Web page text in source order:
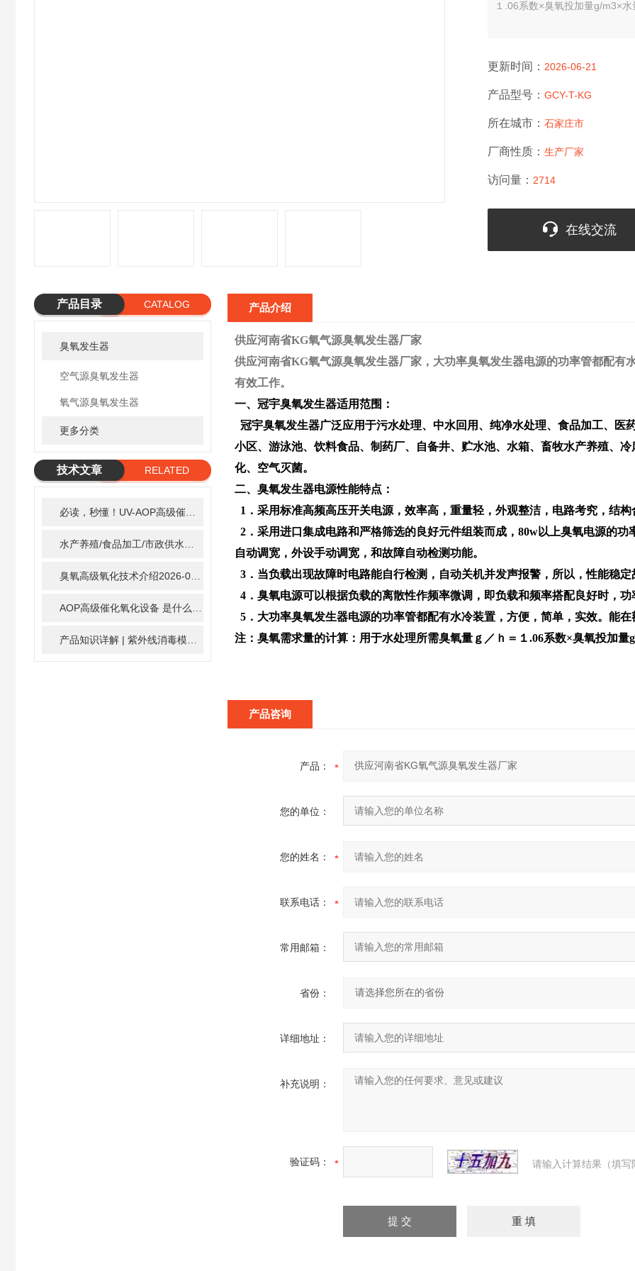
１.06系数×臭氧投加量g/m3×
更新时间： 2026-06-21
产品型号： GCY-T-KG
所在城市： 石家庄市
厂商性质： 生产厂家
访问量： 2714
在线交流
产品目录 CATALOG
臭氧发生器
空气源臭氧发生器
氧气源臭氧发生器
更多分类
技术文章
RELATED
2026-07-03
臭氧高级氧化技术介绍2026-02-27
2025-11-17
2024-01-16
产品介绍
供应河南省KG氧气源臭氧发生器厂家
供应河南省KG氧气源臭氧发生器厂家 ，大功率臭氧发生器电源的功率管都配
有效工作。
一、冠宇臭氧发生器适用范围：
冠宇臭氧发生器广泛应用于污水处理、中水回用、纯净水处理、食品加工、医
小区、游泳池、饮料食品、制药厂、自备井、贮水池、水箱、畜牧水产养殖、
化、空气灭菌。
二、臭氧发生器电源性能特点：
1．采用标准高频高压开关电源，效率高，重量轻，外观整洁，电路考究，结
2．采用进口集成电路和严格筛选的良好元件组装而成，80w以上臭氧电源的
自动调宽，外设手动调宽，和故障自动检测功能。
3．当负载出现故障时电路能自行检测，自动关机并发声报警，所以，性能稳定
4．臭氧电源可以根据负载的离散性作频率微调，即负载和频率搭配良好时，
5．大功率臭氧发生器电源的功率管都配有水冷装置，方便，简单，实效。能在
注：臭氧需求量的计算：用于水处理所需臭氧量ｇ／ｈ＝１.06系数×臭氧投加量
产品咨询
产品：
您的单位：
您的姓名：
联系电话：
常用邮箱：
省份：
详细地址：
补充说明：
验证码： 请输入计算结果（填